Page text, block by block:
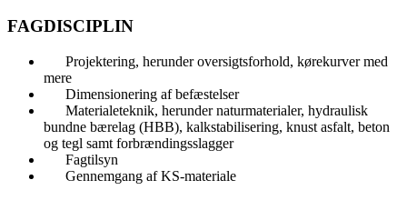
FAGDISCIPLIN
Projektering, herunder oversigtsforhold, kørekurver med
mere
Dimensionering af befæstelser
Materialeteknik, herunder naturmaterialer, hydraulisk
bundne bærelag (HBB), kalkstabilisering, knust asfalt, beton
og tegl samt forbrændingsslagger
Fagtilsyn
Gennemgang af KS-materiale